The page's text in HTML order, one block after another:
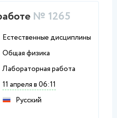
№ 1265
Естественные дисциплины
Общая физика
Лабораторная работа
11 апреля в 06:11
Русский